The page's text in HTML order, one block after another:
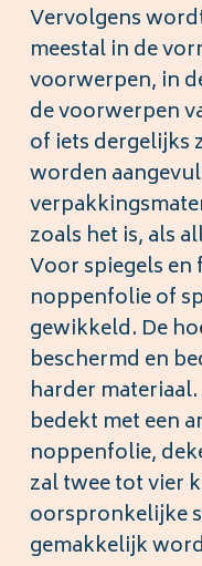
Vervolgens
meestal in de
voorwerpen, in
de voorwerpen
of iets dergelijks
worden
zoals het is, als
Voor spiegels en
noppenfolie of
gewikkeld. De
beschermd en
harder
bedekt met een
noppenfolie,
zal twee tot vier
oorspronkelijke
gemakkelijk